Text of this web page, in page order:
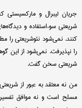
جریان لیبرال و
شریعتی سوءاستفاده و
کنند. نمی‌شود نئو‌شریعتی را
را نپذیرفت. نمی‌شود از این
شریعتی سخن گفت.
من نه معتقد به عبور از
مسلح است و نه موافق